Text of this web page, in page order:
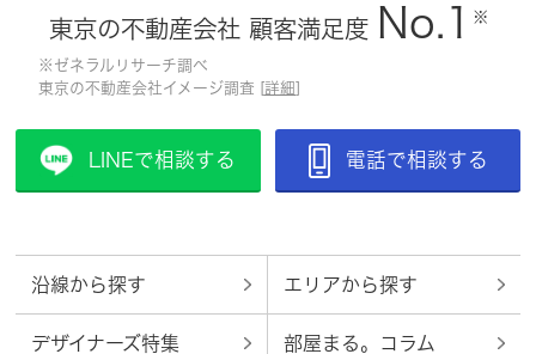
東京の不動産会社 顧客満足度 No.1 ※
※ゼネラルリサーチ調べ
東京の不動産会社イメージ調査 [詳細]
LINEで相談する 電話で相談する
沿線から探す エリアから探す
デザイナーズ特集 部屋まる。コラム